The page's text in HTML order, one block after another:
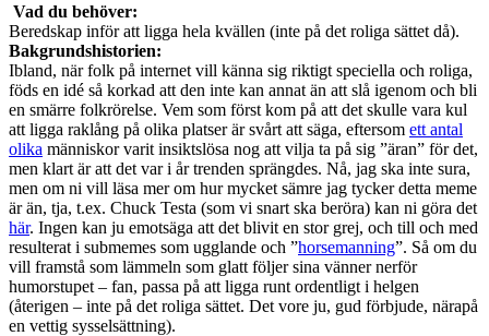
Vad du behöver:
Beredskap inför att ligga hela kvällen (inte på det roliga sättet då).
Bakgrundshistorien:
Ibland, när folk på internet vill känna sig riktigt speciella och roliga,
föds en idé så korkad att den inte kan annat än att slå igenom och bli
en smärre folkrörelse. Vem som först kom på att det skulle vara kul
att ligga raklång på olika platser är svårt att säga, eftersom ett antal
olika människor varit insiktslösa nog att vilja ta på sig ”äran” för det,
men klart är att det var i år trenden sprängdes. Nå, jag ska inte sura,
men om ni vill läsa mer om hur mycket sämre jag tycker detta meme
är än, tja, t.ex. Chuck Testa (som vi snart ska beröra) kan ni göra det
här. Ingen kan ju emotsäga att det blivit en stor grej, och till och med
resulterat i submemes som ugglande och ”horsemanning”. Så om du
vill framstå som lämmeln som glatt följer sina vänner nerför
humorstupet – fan, passa på att ligga runt ordentligt i helgen
(återigen – inte på det roliga sättet. Det vore ju, gud förbjude, närapå
en vettig sysselsättning).